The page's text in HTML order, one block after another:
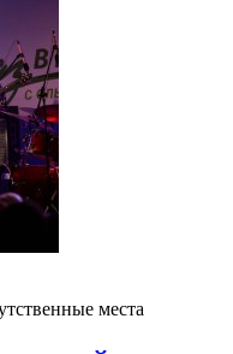
места